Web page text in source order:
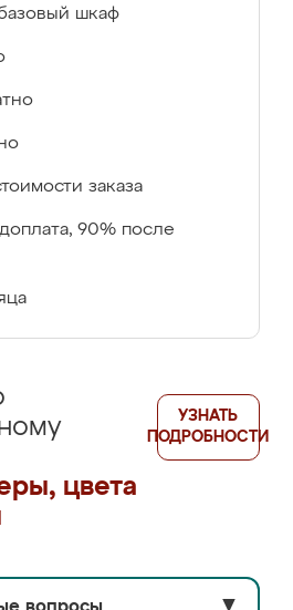
шкаф
заказа
90% после
цвета
УЗНАТЬ
ПОДРОБНОСТИ